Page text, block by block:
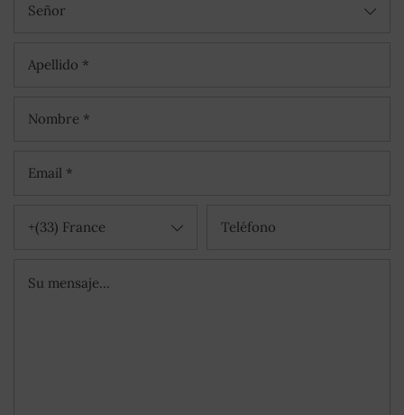
Señor
+(33) France